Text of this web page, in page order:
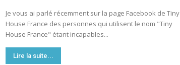
Je vous ai parlé récemment sur la page Facebook de Tiny
House France des personnes qui utilisent le nom "Tiny
House France" étant incapables...
Lire la suite...